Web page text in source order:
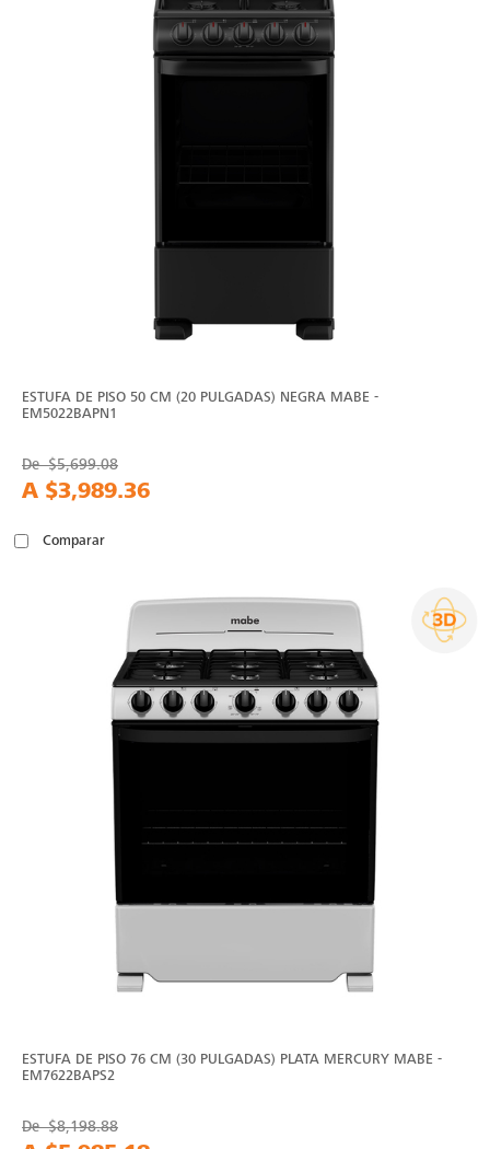
ESTUFA DE PISO 50 CM (20 PULGADAS) NEGRA MABE -
EM5022BAPN1
De$5,699.08
A $3,989.36
Comparar
ESTUFA DE PISO 76 CM (30 PULGADAS) PLATA MERCURY MABE -
EM7622BAPS2
De$8,198.88